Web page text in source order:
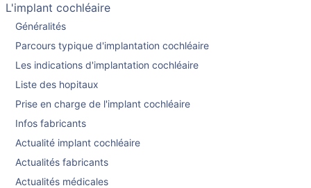
L'implant cochléaire
Généralités
Parcours typique d'implantation cochléaire
Les indications d'implantation cochléaire
Liste des hopitaux
Prise en charge de l'implant cochléaire
Infos fabricants
Actualité implant cochléaire
Actualités fabricants
Actualités médicales